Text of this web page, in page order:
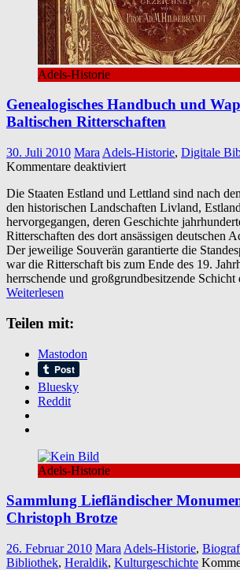
Adels-Historie
Genealogisches Handbuch und
Baltischen Ritterschaften
30. Juli 2010 Mara Adels-Historie, Digitale
Kommentare deaktiviertfür
Handbuch
und
Wappenbuch
der
Baltischen
Ritterschaften
Die Staaten Estland und Lettland sind nach
den historischen Landschaften Livland,
hervorgegangen, deren Geschichte
Ritterschaften des dort ansässigen deutschen
Der jeweilige Souverän garantierte die
war die Ritterschaft bis zum Ende des 19.
herrschende und großgrundbesitzende Schicht
Weiterlesen
Teilen mit:
Mastodon
Bluesky
Reddit
Adels-Historie
Sammlung Liefländischer
Christoph Brotze
26. Februar 2010 Mara Adels-Historie,
Bibliothek, Heraldik, Kulturgeschichte